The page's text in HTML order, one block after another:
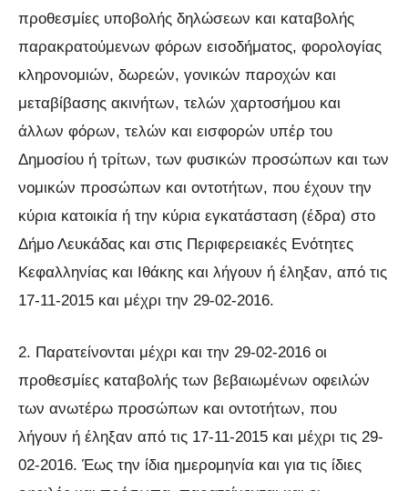
προθεσμίες υποβολής δηλώσεων και καταβολής
παρακρατούμενων φόρων εισοδήματος, φορολογίας
κληρονομιών, δωρεών, γονικών παροχών και
μεταβίβασης ακινήτων, τελών χαρτοσήμου και
άλλων φόρων, τελών και εισφορών υπέρ του
Δημοσίου ή τρίτων, των φυσικών προσώπων και των
νομικών προσώπων και οντοτήτων, που έχουν την
κύρια κατοικία ή την κύρια εγκατάσταση (έδρα) στο
Δήμο Λευκάδας και στις Περιφερειακές Ενότητες
Κεφαλληνίας και Ιθάκης και λήγουν ή έληξαν, από τις
17-11-2015 και μέχρι την 29-02-2016.
2. Παρατείνονται μέχρι και την 29-02-2016 οι
προθεσμίες καταβολής των βεβαιωμένων οφειλών
των ανωτέρω προσώπων και οντοτήτων, που
λήγουν ή έληξαν από τις 17-11-2015 και μέχρι τις 29-
02-2016. Έως την ίδια ημερομηνία και για τις ίδιες